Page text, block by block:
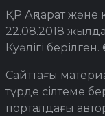
ҚР Ақпарат және
22.08.2018
Куәлігі
Сайттағы
түрде сілтеме
порталдағы